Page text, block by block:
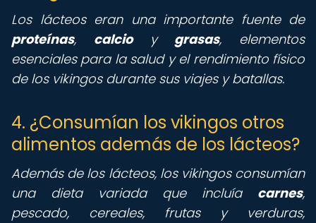
Los lácteos eran una importante fuente de
proteínas, calcioy grasas, elementos
esenciales para la salud y el rendimiento físico
de los vikingos durante sus viajes y batallas.
4. ¿Consumían los vikingos otros
alimentos además de los lácteos?
Además de los lácteos, los vikingos consumían
una dieta variada que incluía carnes,
pescado, cereales, frutas y verduras,